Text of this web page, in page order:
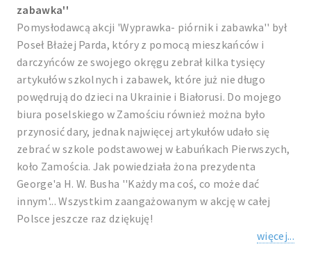
zabawka''
Pomysłodawcą akcji 'Wyprawka- piórnik i zabawka'' był
Poseł Błażej Parda, który z pomocą mieszkańców i
darczyńców ze swojego okręgu zebrał kilka tysięcy
artykułów szkolnych i zabawek, które już nie długo
powędrują do dzieci na Ukrainie i Białorusi. Do mojego
biura poselskiego w Zamościu również można było
przynosić dary, jednak najwięcej artykułów udało się
zebrać w szkole podstawowej w Łabuńkach Pierwszych,
koło Zamościa. Jak powiedziała żona prezydenta
George'a H. W. Busha ''Każdy ma coś, co może dać
innym'... Wszystkim zaangażowanym w akcję w całej
Polsce jeszcze raz dziękuję!
więcej...